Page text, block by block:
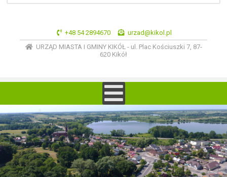
+48 54 2894670
urzad@kikol.pl
URZĄD MIASTA I GMINY KIKÓŁ - ul. Plac Kościuszki 7, 87-
620 Kikół